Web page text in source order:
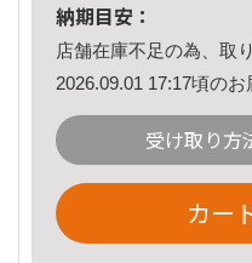
納期目安：
店舗在庫不足の為、取
2026.09.01 17:17頃のお
受け取り方
カー